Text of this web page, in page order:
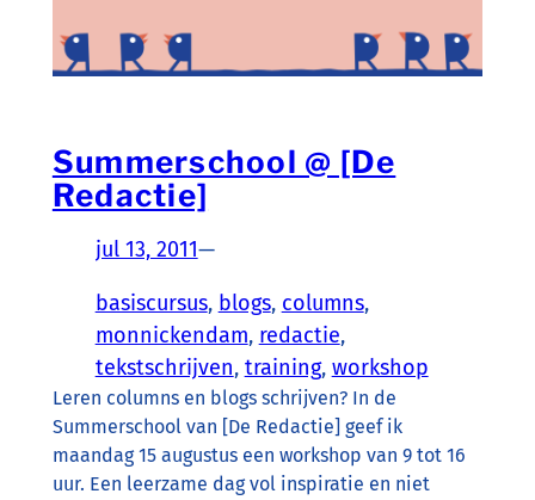
Summerschool @ [De
Redactie]
jul 13, 2011—
basiscursus, blogs, columns,
monnickendam, redactie ,
tekstschrijven, training, workshop
Leren columns en blogs schrijven? In de
Summerschool van [De Redactie] geef ik
maandag 15 augustus een workshop van 9 tot 16
uur. Een leerzame dag vol inspiratie en niet